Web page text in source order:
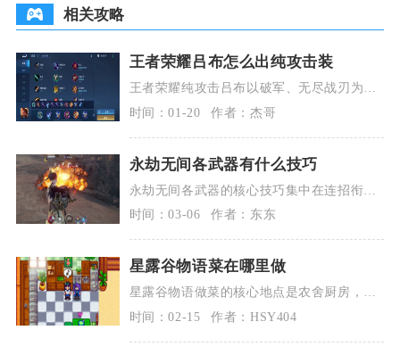
相关攻略
王者荣耀吕布怎么出纯攻击装
王者荣耀纯攻击吕布以破军、无尽战刃为核
心，搭配影刃、闪电匕首等攻速暴击装，铭
文选10狩猎、
时间：01-20 作者：杰哥
永劫无间各武器有什么技巧
永劫无间各武器的核心技巧集中在连招衔
接、振刀时机、蓄力博弈与招式取消四个维
度，不同武器的适
时间：03-06 作者：东东
星露谷物语菜在哪里做
星露谷物语做菜的核心地点是农舍厨房，此
外还可通过野炊工具户外烹饪，后期解锁星
之果实餐吧厨房
时间：02-15 作者：HSY404